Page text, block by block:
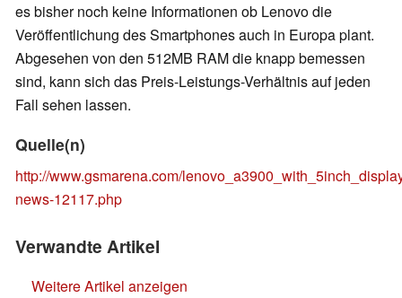
es bisher noch keine Informationen ob Lenovo die
Veröffentlichung des Smartphones auch in Europa plant.
Abgesehen von den 512MB RAM die knapp bemessen
sind, kann sich das Preis-Leistungs-Verhältnis auf jeden
Fall sehen lassen.
Quelle(n)
http://www.gsmarena.com/
news-12117.php
Verwandte Artikel
Weitere Artikel anzeigen